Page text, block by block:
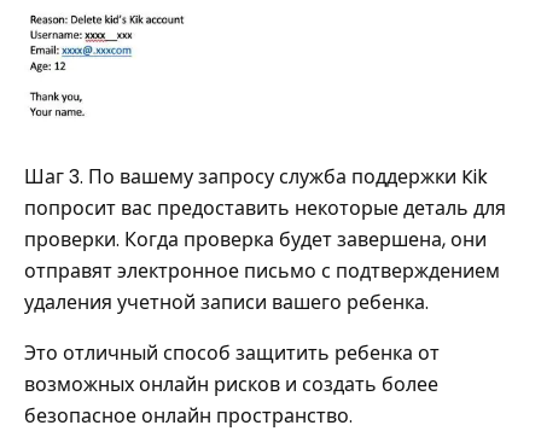
Шаг 3. По вашему запросу служба поддержки Kik
попросит вас предоставить некоторые деталь для
проверки. Когда проверка будет завершена, они
отправят электронное письмо с подтверждением
удаления учетной записи вашего ребенка.
Это отличный способ защитить ребенка от
возможных онлайн рисков и создать более
безопасное онлайн пространство.